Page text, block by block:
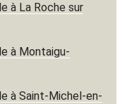
à La Roche sur
à Montaigu-
à Saint-Michel-en-